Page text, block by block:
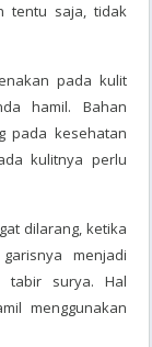
tentu saja, tidak
pada kulit
hamil. Bahan
pada kesehatan
kulitnya perlu
dilarang, ketika
menjadi
tabir surya. Hal
menggunakan